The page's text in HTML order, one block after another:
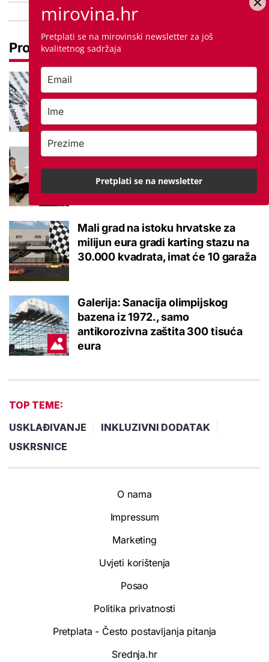
Pročitaj još
boje, a samo je jednom bila tema
Ovo je 10 srednjoškolskih smjerova
u Karlovačkoj županiji koje su
2026. upisali najbolji osmaši
Mali grad na istoku hrvatske za
milijun eura gradi karting stazu na
30.000 kvadrata, imat će 10 garaža
Galerija: Sanacija olimpijskog
bazena iz 1972., samo
antikorozivna zaštita 300 tisuća
eura
TOP TEME:
USKLAĐIVANJE
INKLUZIVNI DODATAK
USKRSNICE
O nama
Impressum
Marketing
Uvjeti korištenja
Posao
Politika privatnosti
Pretplata - Često postavljanja pitanja
Srednja.hr
mirovina.hr
Pretplati se na mirovinski newsletter za još
kvalitetnog sadržaja
Pretplati se na newsletter